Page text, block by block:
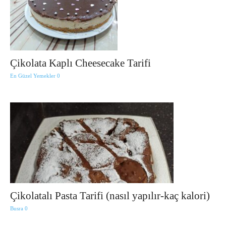
Çikolata Kaplı Cheesecake Tarifi
En Güzel Yemekler 0
Çikolatalı Pasta Tarifi (nasıl yapılır-kaç kalori)
Busra 0